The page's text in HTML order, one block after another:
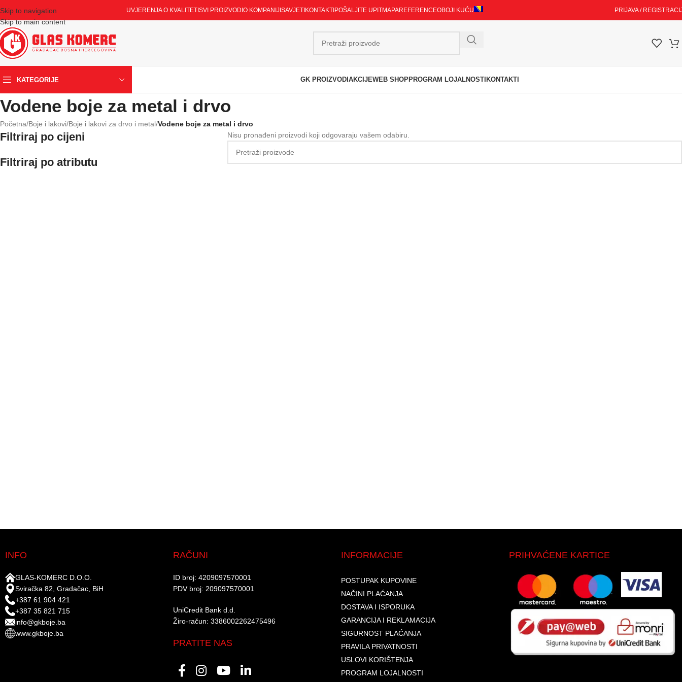
Skip to navigation
Skip to main content
UVJERENJA O KVALITETI SVI PROIZVODI O KOMPANIJI SAVJETI KONTAKTI POŠALJITE UPITMAPAREFERENCEOBOJI KUĆU PRIJAVA /
KATEGORIJE GK PROIZVODI AKCIJEWEB SHOPPROGRAM LOJALNOSTI KONTAKTI
Vodene boje za metal i drvo
Početna/Boje i lakovi/Boje i lakovi za drvo i metal/Vodene boje za metal i drvo
Filtriraj po cijeni
Filtriraj po atributu
Nisu pronađeni proizvodi koji odgovaraju vašem odabiru.
INFO
GLAS-KOMERC D.O.O.
Sviračka 82, Gradačac, BiH
+387 61 904 421
+387 35 821 715
info@gkboje.ba
www.gkboje.ba
RAČUNI
ID broj: 4209097570001​
PDV broj: 209097570001 ​
UniCredit Bank d.d.​
Žiro-račun: 3386002262475496​​
PRATITE NAS
INFORMACIJE
POSTUPAK KUPOVINE
NAČINI PLAĆANJA
DOSTAVA I ISPORUKA
GARANCIJA I REKLAMACIJA
SIGURNOST PLAĆANJA
PRAVILA PRIVATNOSTI
USLOVI KORIŠTENJA
PROGRAM LOJALNOSTI
PRIHVAĆENE KARTICE